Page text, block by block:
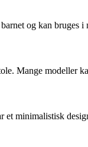
og kan
Mange modeller
minimalistisk